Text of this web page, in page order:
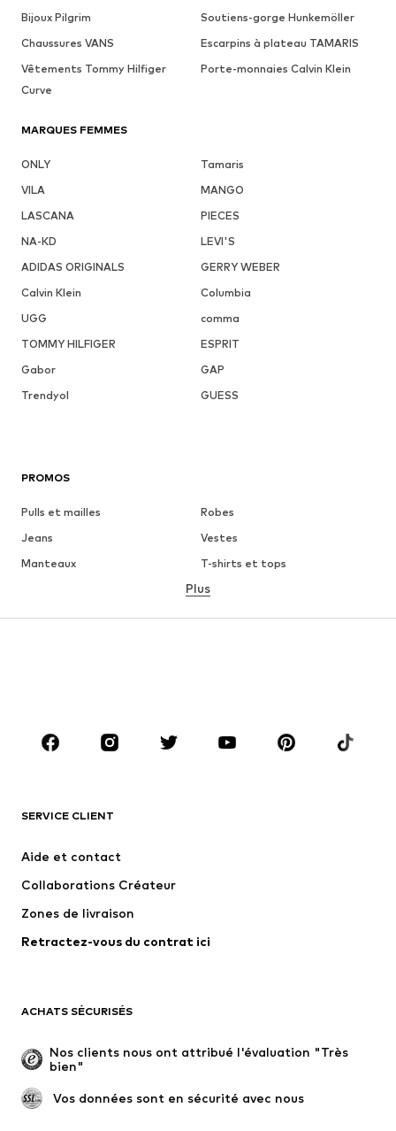
Bijoux Pilgrim
Soutiens-gorge Hunkemöller
Chaussures VANS
Escarpins à plateau TAMARIS
Vêtements Tommy Hilfiger
Curve
Porte-monnaies Calvin Klein
MARQUES FEMMES
ONLY
Tamaris
VILA
MANGO
LASCANA
PIECES
NA-KD
LEVI'S
ADIDAS ORIGINALS
GERRY WEBER
Calvin Klein
Columbia
UGG
comma
TOMMY HILFIGER
ESPRIT
Gabor
GAP
Trendyol
GUESS
PROMOS
Pulls et mailles
Robes
Jeans
Vestes
Manteaux
T-shirts et tops
Lingerie
Jupes
Blouses et tuniques
Accessoires
Premium
Nouveautés
Lingerie
Manteaux
Jupes
Occasions spéciales
Exclusif
Remise à neuf
Plus
SERVICE CLIENT
Aide et contact
Collaborations Créateur
Zones de livraison
Retractez-vous du contrat ici
ACHATS SÉCURISÉS
Nos clients nous ont attribué l'évaluation "Très
bien"
Vos données sont en sécurité avec nous